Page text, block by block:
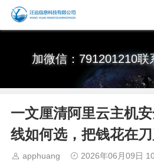
加微信：791201210联
一文厘清阿里云主机
线如何选，把钱花在
apphuang 2026年06月09日